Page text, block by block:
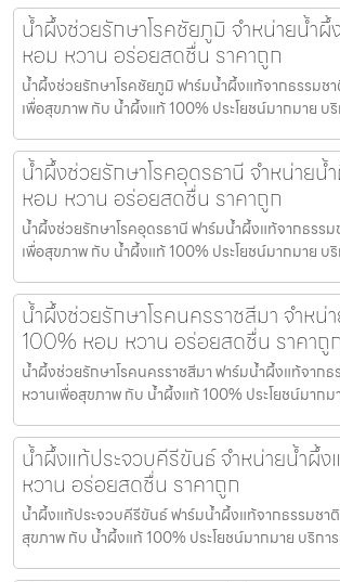
น้ำผึ้งช่วยรักษาโรคชัยภูมิ จำหน่ายน้ำ
หอม หวาน อร่อยสดชื่น ราคาถูก
น้ำผึ้งช่วยรักษาโรคชัยภูมิ ฟาร์มน้ำผึ้งแท้จากธรรมช
เพื่อสุขภาพ กับ น้ำผึ้งแท้ 100% ประโยชน์มากมาย บ
น้ำผึ้งช่วยรักษาโรคอุดรธานี จำหน่ายน้
หอม หวาน อร่อยสดชื่น ราคาถูก
น้ำผึ้งช่วยรักษาโรคอุดรธานี ฟาร์มน้ำผึ้งแท้จากธรร
เพื่อสุขภาพ กับ น้ำผึ้งแท้ 100% ประโยชน์มากมาย บ
น้ำผึ้งช่วยรักษาโรคนครราชสีมา จำหน่
100% หอม หวาน อร่อยสดชื่น ราคาถูก
น้ำผึ้งช่วยรักษาโรคนครราชสีมา ฟาร์มน้ำผึ้งแท้จากธ
หวานเพื่อสุขภาพ กับ น้ำผึ้งแท้ 100% ประโยชน์มากม
น้ำผึ้งแท้ประจวบคีรีขันธ์ จำหน่ายน้ำผึ้
หวาน อร่อยสดชื่น ราคาถูก
น้ำผึ้งแท้ประจวบคีรีขันธ์ ฟาร์มน้ำผึ้งแท้จากธรรมชา
สุขภาพ กับ น้ำผึ้งแท้ 100% ประโยชน์มากมาย บริกา